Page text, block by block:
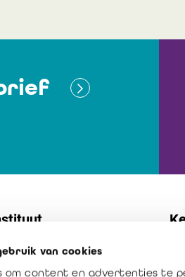
van cookies
om content en advertenties te